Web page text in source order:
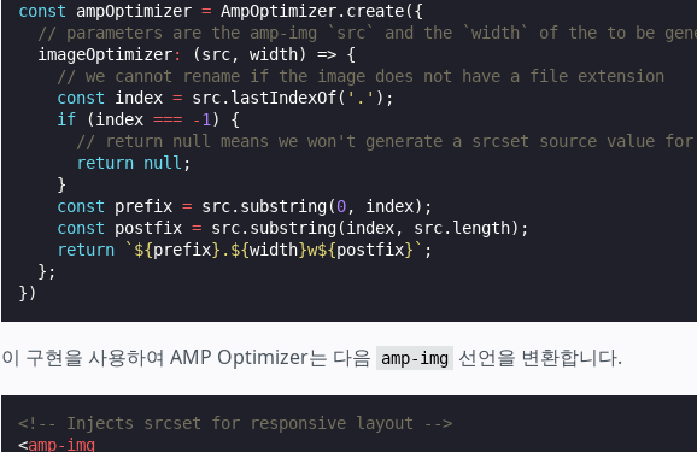
const ampOptimizer = AmpOptimizer. create({
// parameters are the amp-img `src` and the `width` of the to be
imageOptimizer: (src, width) => {
// we cannot rename if the image does not have a file extension
const
index = src. lastIndexOf( '.' );
if
(index === -1)
{
// return null means we won't generate a srcset source value
return null ;
}
const
prefix = src. substring(0, index);
const
postfix = src. substring(index, src. length);
return
` ${prefix} . ${width}w${postfix} ` ;
};
})
이 구현을 사용하여 AMP Optimizer는 다음 amp-img 선언을 변환합니다.
<!-- Injects srcset for responsive layout -->
<amp-img